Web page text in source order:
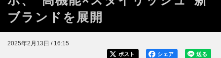
ブランドを展開
2025年2月13日 / 16:15
送る
シェア
ポスト